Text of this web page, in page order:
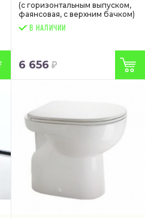
(с горизонтальным выпуском,
фаянсовая, с верхним бачком)
В НАЛИЧИИ
6 656